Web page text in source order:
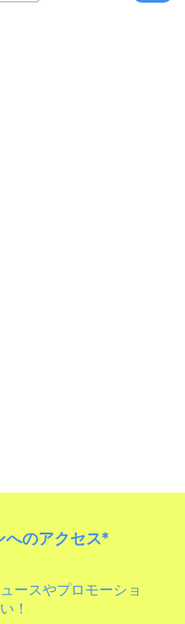
へのアクセス*
ースやプロモーショ
！